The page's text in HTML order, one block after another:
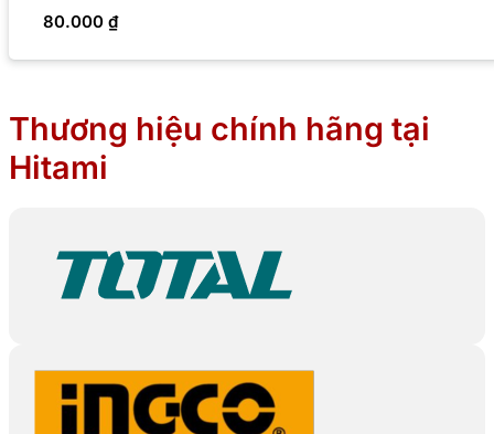
80.000 ₫
Thương hiệu chính hãng tại
Hitami